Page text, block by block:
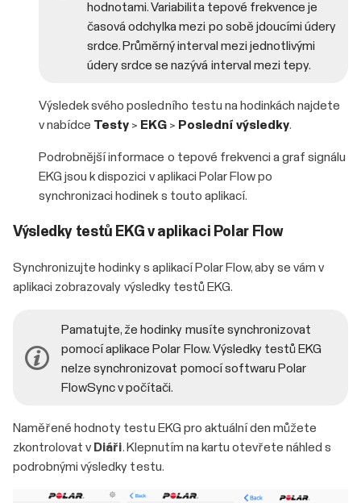
hodnotami. Variabilita tepové frekvence je
časová odchylka mezi po sobě jdoucími údery
srdce. Průměrný interval mezi jednotlivými
údery srdce se nazývá interval mezi tepy.
Výsledek svého posledního testu na hodinkách najdete
v nabídce Testy > EKG> Poslední výsledky.
Podrobnější informace o tepové frekvenci a graf signálu
EKG jsou k dispozici v aplikaci Polar Flow po
synchronizaci hodinek s touto aplikací.
Výsledky testů EKG v aplikaci Polar Flow
Synchronizujte hodinky s aplikací Polar Flow, aby se vám v
aplikaci zobrazovaly výsledky testů EKG.
Pamatujte, že hodinky musíte synchronizovat
pomocí aplikace Polar Flow. Výsledky testů EKG
nelze synchronizovat pomocí softwaru Polar
FlowSync v počítači.
Naměřené hodnoty testu EKG pro aktuální den můžete
zkontrolovat v Diáři. Klepnutím na kartu otevřete náhled s
podrobnými výsledky testu.